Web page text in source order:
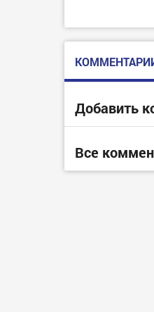
Добавить
Все